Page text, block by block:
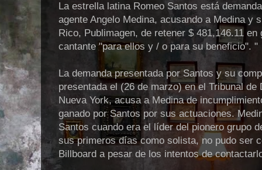
La estrella latina Romeo Santos está
agente Angelo Medina, acusando a Medina y
Rico, Publimagen, de retener $ 481,146.11
cantante "para ellos y / o para su beneficio". "
La demanda presentada por Santos y su
presentada el (26 de marzo) en el Tribunal
Nueva York, acusa a Medina de
ganado por Santos por sus actuaciones.
Santos cuando era el líder del pionero grupo
sus primeros días como solista, no pudo ser
Billboard a pesar de los intentos de